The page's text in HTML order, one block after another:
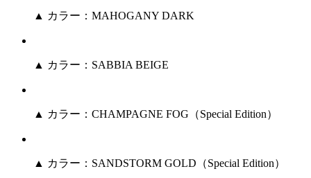
▲ カラー：MAHOGANY DARK
▲ カラー：SABBIA BEIGE
▲ カラー：CHAMPAGNE FOG（Special Edition）
▲ カラー：SANDSTORM GOLD（Special Edition）